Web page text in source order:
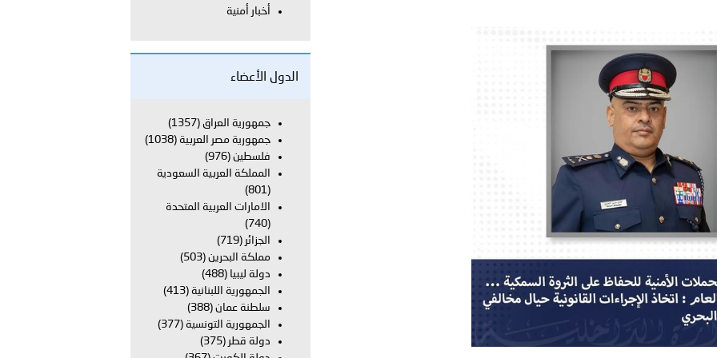
الإمارات ـ 1448/02/22هـ ــ الموافق 2026/08/05 م - شرطة أبوظبي تحذر من زيادة عدد الركاب في المركبات حفاظًا على سلامة
الإمارات ـ 1448/02/22هـ ــ الموافق 2026/08/05 م - شرطة أبوظبي تطلع وفد الشرطة الإيطالية على منظومتي التأهيل الشرطي
الإمارات ـ 1448/02/22هـ ــ الموافق 2026/08/05 م - شرطة أبوظبي تنظم حملة للتبرع بالدم في منطقة الظفرة تعزيزا للمسؤولية
الكويت ـ 1448/02/22هـ ــ الموافق 2026/08/05 م - بمناسبة صدور المرسومين الأميريين معالي النائب الأول لرئيس مجلس الوزراء
وزارياً بتعيين اللواء حمد أحمد المنيفي وكيل وزارة مساعد لشؤون الأمن العام..
أخبار أمنية
الدول الأعضاء
جمهورية العراق (1357)
جمهورية مصر العربية (1038)
فلسطين(976)
المملكة العربية السعودية
(801)
الامارات العربية المتحدة
(740)
الجزائر (719)
مملكة البحرين (503)
دولة ليبيا (488)
الجمهورية اللبنانية (413)
سلطنة عمان (388)
الجمهورية التونسية (377)
دولة قطر (375)